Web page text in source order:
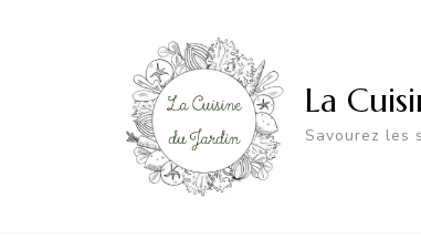
La
Savourez les